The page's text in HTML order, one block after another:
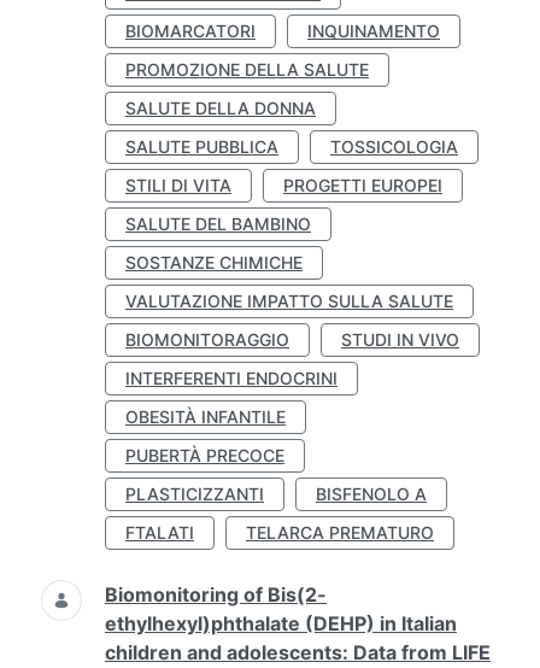
BIOMARCATORI
INQUINAMENTO
PROMOZIONE DELLA SALUTE
SALUTE DELLA DONNA
SALUTE PUBBLICA
TOSSICOLOGIA
STILI DI VITA
PROGETTI EUROPEI
SALUTE DEL BAMBINO
SOSTANZE CHIMICHE
VALUTAZIONE IMPATTO SULLA SALUTE
BIOMONITORAGGIO
STUDI IN VIVO
INTERFERENTI ENDOCRINI
OBESITÀ INFANTILE
PUBERTÀ PRECOCE
PLASTICIZZANTI
BISFENOLO A
FTALATI
TELARCA PREMATURO
Biomonitoring of Bis(2-
ethylhexyl)phthalate (DEHP) in Italian
children and adolescents: Data from LIFE